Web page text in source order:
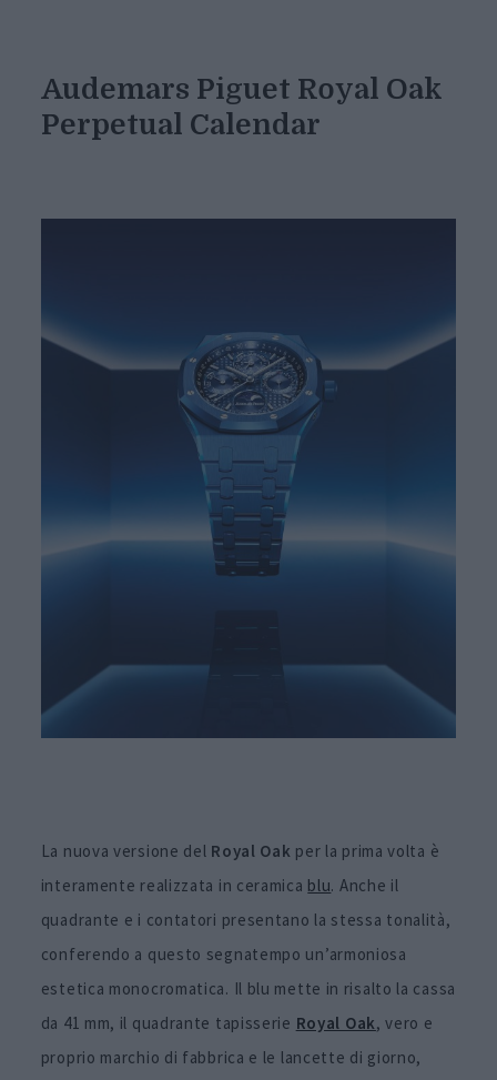
Audemars Piguet Royal Oak
Perpetual Calendar
La nuova versione del Royal Oak per la prima volta è
interamente realizzata in ceramica blu. Anche il
quadrante e i contatori presentano la stessa tonalità,
conferendo a questo segnatempo un’armoniosa
estetica monocromatica. Il blu mette in risalto la cassa
da 41 mm, il quadrante tapisserie Royal Oak, vero e
proprio marchio di fabbrica e le lancette di giorno,